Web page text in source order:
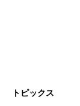
トピックス